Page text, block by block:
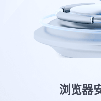
浏览器